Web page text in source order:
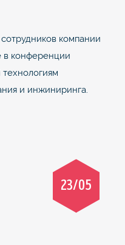
компании
в конференции
и инжиниринга.
23/05